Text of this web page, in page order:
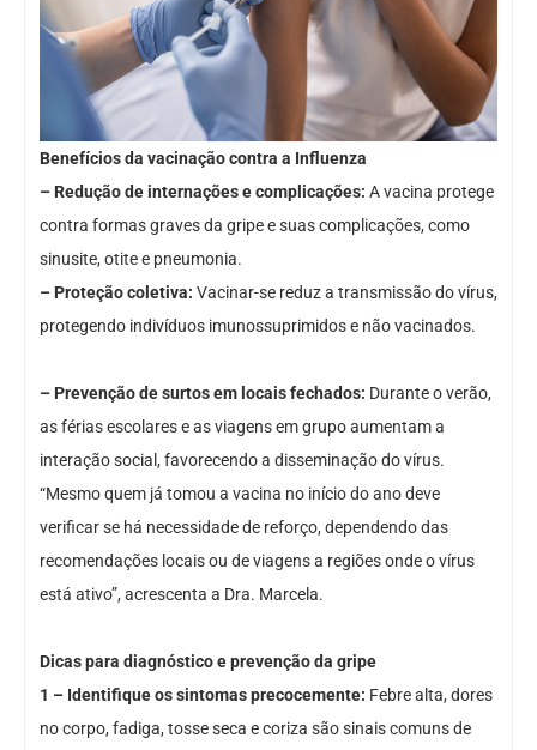
Benefícios da vacinação contra a Influenza
– Redução de internações e complicações: A vacina protege
contra formas graves da gripe e suas complicações, como
sinusite, otite e pneumonia.
– Proteção coletiva: Vacinar-se reduz a transmissão do vírus,
protegendo indivíduos imunossuprimidos e não vacinados.
– Prevenção de surtos em locais fechados: Durante o verão,
as férias escolares e as viagens em grupo aumentam a
interação social, favorecendo a disseminação do vírus.
“Mesmo quem já tomou a vacina no início do ano deve
verificar se há necessidade de reforço, dependendo das
recomendações locais ou de viagens a regiões onde o vírus
está ativo”, acrescenta a Dra. Marcela.
Dicas para diagnóstico e prevenção da gripe
1 – Identifique os sintomas precocemente: Febre alta, dores
no corpo, fadiga, tosse seca e coriza são sinais comuns de